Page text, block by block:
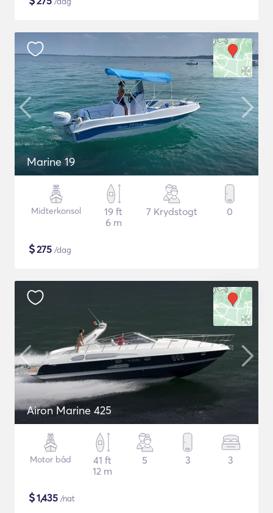
Marine 19
Midterkonsol
19 ft
6 m
7 Krydstogt 0
$275 /dag
Airon Marine 425
Motor båd
41 ft
12 m
5 3 3
$1,435 /nat